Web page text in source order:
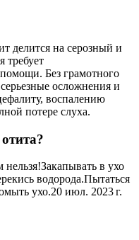
делится на серозный и
требует
Без грамотного
осложнения и
воспалению
потере слуха.
в ухо
водорода.Пытаться
ухо.20 июл. 2023 г.